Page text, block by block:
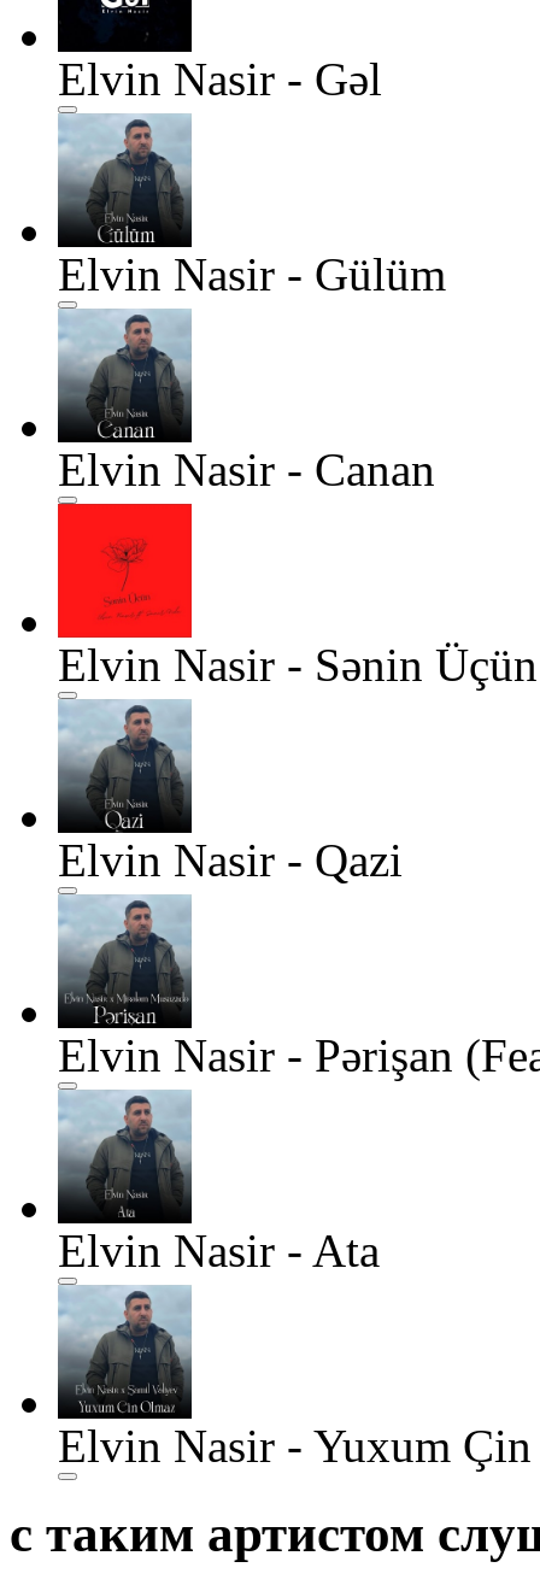
Elvin Nasir - Gəl
Elvin Nasir - Gülüm
Elvin Nasir - Canan
Elvin Nasir - Sənin
Elvin Nasir - Qazi
Elvin Nasir - Pərişan
Elvin Nasir - Ata
Elvin Nasir - Yuxum
с таким артистом